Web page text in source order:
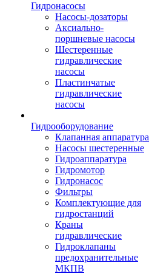
Гидронасосы
Насосы-дозаторы
Аксиально-
поршневые насосы
Шестеренные
гидравлические
насосы
Пластинчатые
гидравлические
насосы
Гидрооборудование
Клапанная аппаратура
Насосы шестеренные
Гидроаппаратура
Гидромотор
Гидронасос
Фильтры
Комплектующие для
гидростанций
Краны
гидравлические
Гидроклапаны
предохранительные
МКПВ